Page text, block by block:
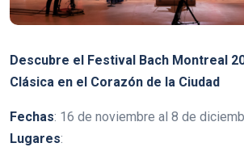
Descubre el Festival Bach Montreal
Clásica en el Corazón de la Ciudad
Fechas: 16 de noviembre al 8 de
Lugares: